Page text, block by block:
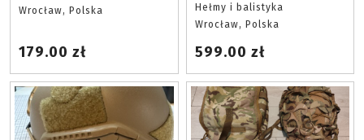
Wrocław, Polska
179.00 zł
Hełmy i balistyka
Wrocław, Polska
599.00 zł